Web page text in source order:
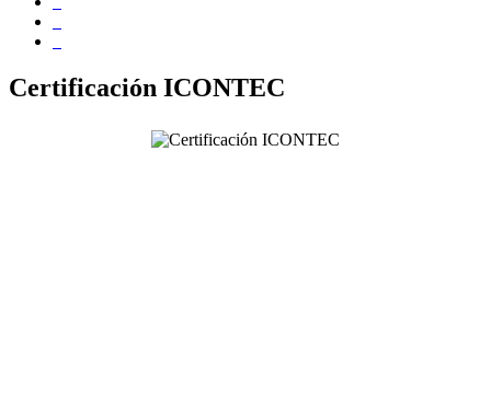
Certificación ICONTEC